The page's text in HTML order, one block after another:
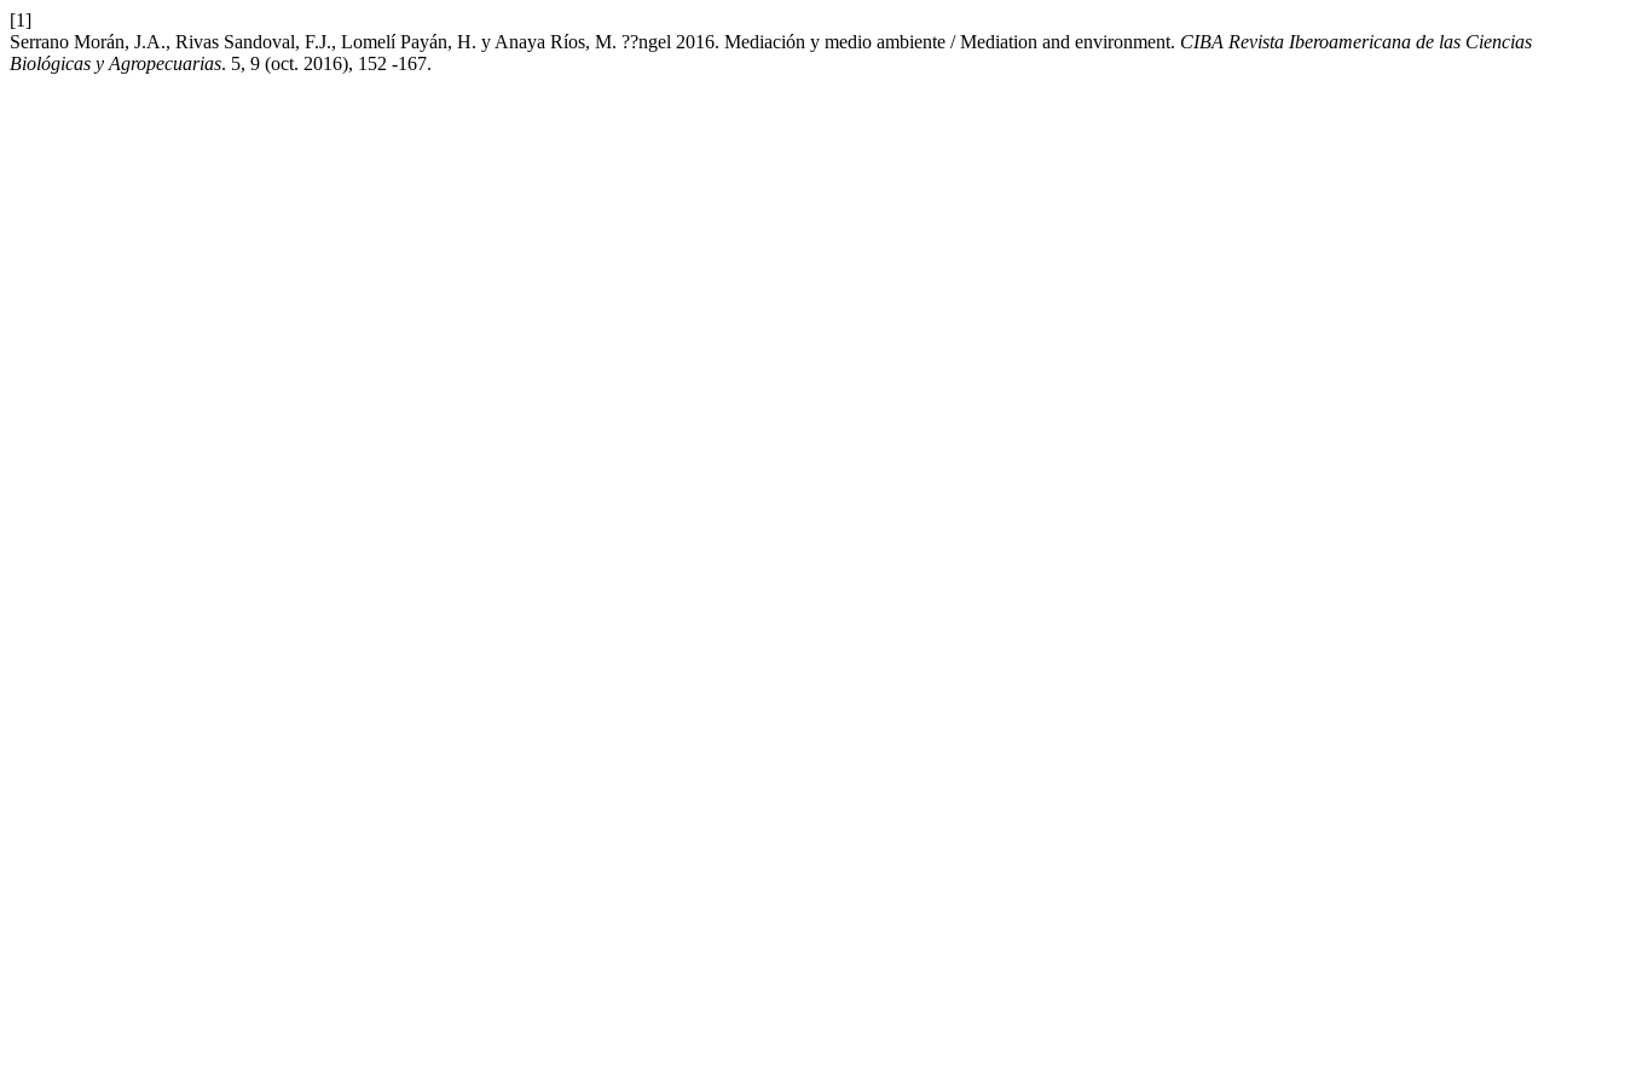
[1]
Serrano Morán, J.A., Rivas Sandoval, F.J., Lomelí Payán, H. y Anaya Ríos, M. ??ngel 2016. Mediación y medio ambiente / Mediation and environment. CIBA Revista Iberoamericana de las Ciencias
Biológicas y Agropecuarias. 5, 9 (oct. 2016), 152 -167.